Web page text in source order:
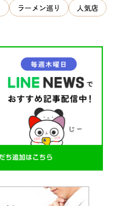
ラーメン巡り
人気店